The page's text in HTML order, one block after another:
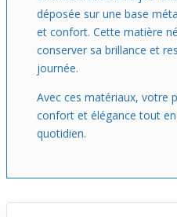
déposée sur une base
et confort. Cette matière
conserver sa brillance et
journée.
Avec ces matériaux, votre
confort et élégance tout
quotidien.